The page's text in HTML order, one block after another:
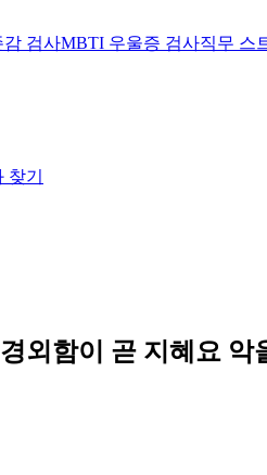
감 검사MBTI 우울증 검사직무 스
찾기
외함이 곧 지혜요